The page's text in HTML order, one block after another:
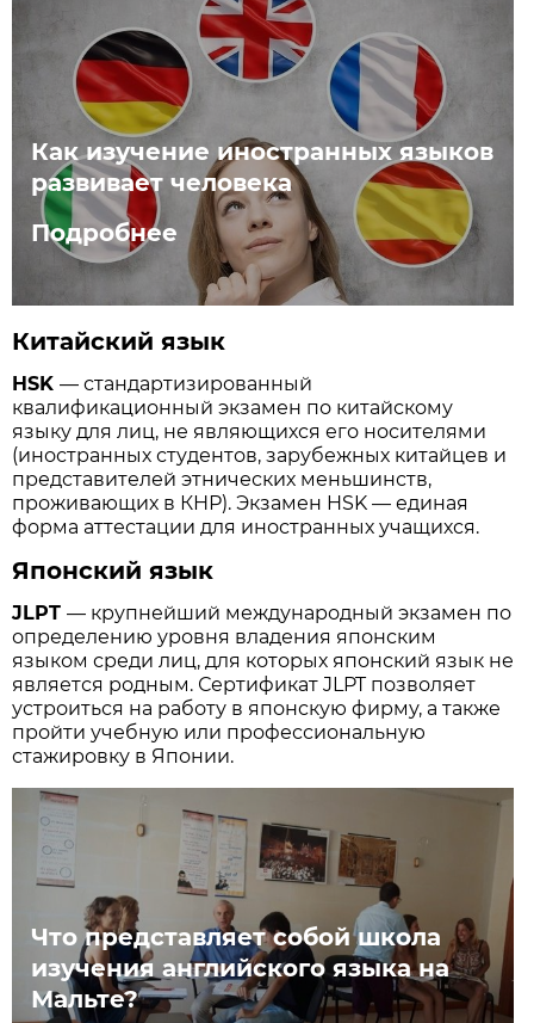
Как изучение иностранных языков
развивает человека
Подробнее
Китайский язык
HSK— стандартизированный
квалификационный экзамен по китайскому
языку для лиц, не являющихся его носителями
(иностранных студентов, зарубежных китайцев и
представителей этнических меньшинств,
проживающих в КНР). Экзамен HSK — единая
форма аттестации для иностранных учащихся.
Японский язык
JLPT— крупнейший международный экзамен по
определению уровня владения японским
языком среди лиц, для которых японский язык не
является родным. Сертификат JLPT позволяет
устроиться на работу в японскую фирму, а также
пройти учебную или профессиональную
стажировку в Японии.
Что представляет собой школа
изучения английского языка на
Мальте?